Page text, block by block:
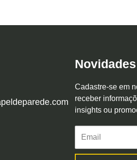
Novidades
Cadastre-se em
receber
insights ou